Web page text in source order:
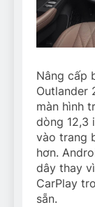
Nâng cấp
Outlander
màn hình
dòng 12,3
vào trang
hơn.
dây thay
CarPlay
sẵn.